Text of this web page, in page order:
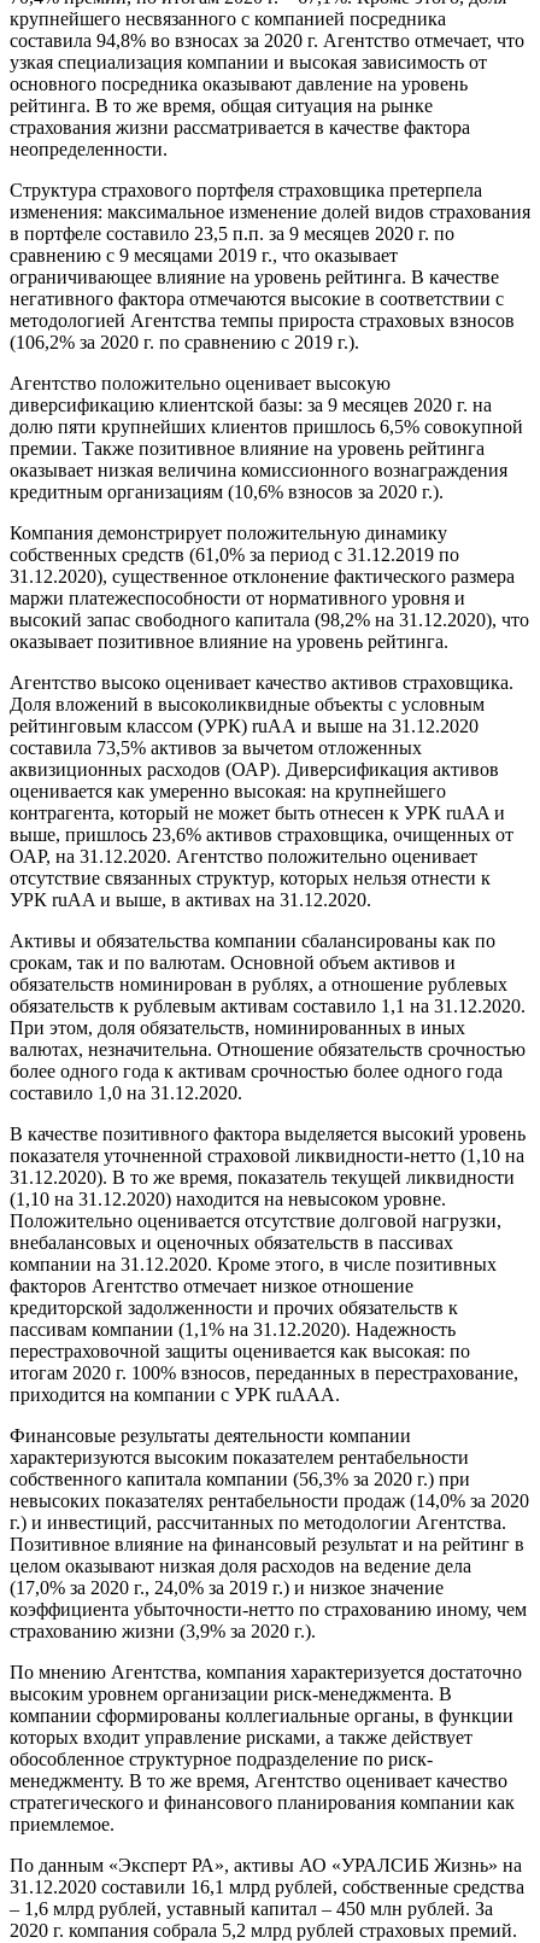
крупнейшего несвязанного с компанией посредника
составила 94,8% во взносах за 2020 г. Агентство отмечает, что
узкая специализация компании и высокая зависимость от
основного посредника оказывают давление на уровень
рейтинга. В то же время, общая ситуация на рынке
страхования жизни рассматривается в качестве фактора
неопределенности.
Структура страхового портфеля страховщика претерпела
изменения: максимальное изменение долей видов страхования
в портфеле составило 23,5 п.п. за 9 месяцев 2020 г. по
сравнению с 9 месяцами 2019 г., что оказывает
ограничивающее влияние на уровень рейтинга. В качестве
негативного фактора отмечаются высокие в соответствии с
методологией Агентства темпы прироста страховых взносов
(106,2% за 2020 г. по сравнению с 2019 г.).
Агентство положительно оценивает высокую
диверсификацию клиентской базы: за 9 месяцев 2020 г. на
долю пяти крупнейших клиентов пришлось 6,5% совокупной
премии. Также позитивное влияние на уровень рейтинга
оказывает низкая величина комиссионного вознаграждения
кредитным организациям (10,6% взносов за 2020 г.).
Компания демонстрирует положительную динамику
собственных средств (61,0% за период с 31.12.2019 по
31.12.2020), существенное отклонение фактического размера
маржи платежеспособности от нормативного уровня и
высокий запас свободного капитала (98,2% на 31.12.2020), что
оказывает позитивное влияние на уровень рейтинга.
Агентство высоко оценивает качество активов страховщика.
Доля вложений в высоколиквидные объекты с условным
рейтинговым классом (УРК) ruАА и выше на 31.12.2020
составила 73,5% активов за вычетом отложенных
аквизиционных расходов (ОАР). Диверсификация активов
оценивается как умеренно высокая: на крупнейшего
контрагента, который не может быть отнесен к УРК ruAA и
выше, пришлось 23,6% активов страховщика, очищенных от
ОАР, на 31.12.2020. Агентство положительно оценивает
отсутствие связанных структур, которых нельзя отнести к
УРК ruAA и выше, в активах на 31.12.2020.
Активы и обязательства компании сбалансированы как по
срокам, так и по валютам. Основной объем активов и
обязательств номинирован в рублях, а отношение рублевых
обязательств к рублевым активам составило 1,1 на 31.12.2020.
При этом, доля обязательств, номинированных в иных
валютах, незначительна. Отношение обязательств срочностью
более одного года к активам срочностью более одного года
составило 1,0 на 31.12.2020.
В качестве позитивного фактора выделяется высокий уровень
показателя уточненной страховой ликвидности-нетто (1,10 на
31.12.2020). В то же время, показатель текущей ликвидности
(1,10 на 31.12.2020) находится на невысоком уровне.
Положительно оценивается отсутствие долговой нагрузки,
внебалансовых и оценочных обязательств в пассивах
компании на 31.12.2020. Кроме этого, в числе позитивных
факторов Агентство отмечает низкое отношение
кредиторской задолженности и прочих обязательств к
пассивам компании (1,1% на 31.12.2020). Надежность
перестраховочной защиты оценивается как высокая: по
итогам 2020 г. 100% взносов, переданных в перестрахование,
приходится на компании с УРК ruAAA.
Финансовые результаты деятельности компании
характеризуются высоким показателем рентабельности
собственного капитала компании (56,3% за 2020 г.) при
невысоких показателях рентабельности продаж (14,0% за 2020
г.) и инвестиций, рассчитанных по методологии Агентства.
Позитивное влияние на финансовый результат и на рейтинг в
целом оказывают низкая доля расходов на ведение дела
(17,0% за 2020 г., 24,0% за 2019 г.) и низкое значение
коэффициента убыточности-нетто по страхованию иному, чем
страхованию жизни (3,9% за 2020 г.).
По мнению Агентства, компания характеризуется достаточно
высоким уровнем организации риск-менеджмента. В
компании сформированы коллегиальные органы, в функции
которых входит управление рисками, а также действует
обособленное структурное подразделение по риск-
менеджменту. В то же время, Агентство оценивает качество
стратегического и финансового планирования компании как
приемлемое.
По данным «Эксперт РА», активы АО «УРАЛСИБ Жизнь» на
31.12.2020 составили 16,1 млрд рублей, собственные средства
– 1,6 млрд рублей, уставный капитал – 450 млн рублей. За
2020 г. компания собрала 5,2 млрд рублей страховых премий.